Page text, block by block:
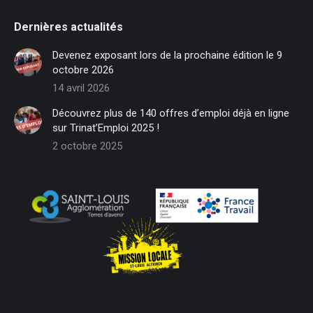
opens
in
new
window
opens
new
window
opens
in
new
window
opens
in
new
window
opens
in
new
window
in
Dernières actualités
Devenez exposant lors de la prochaine édition le 9
octobre 2026
14 avril 2026
Découvrez plus de 140 offres d’emploi déjà en ligne
sur Trinat’Emploi 2025 !
2 octobre 2025